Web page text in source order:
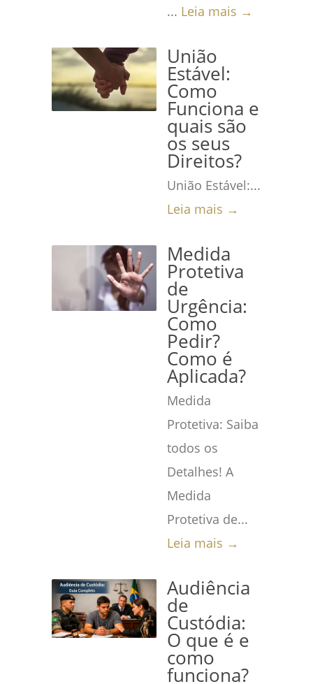
... Leia mais →
União
Estável:
Como
Funciona e
quais são
os seus
Direitos?
União Estável:...
Leia mais →
Medida
Protetiva
de
Urgência:
Como
Pedir?
Como é
Aplicada?
Medida
Protetiva: Saiba
todos os
Detalhes! A
Medida
Protetiva de...
Leia mais →
Audiência
de
Custódia:
O que é e
como
funciona?